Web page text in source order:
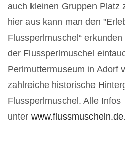
auch kleinen Gruppen Platz
hier aus kann man den
Flussperlmuschel“
der Flussperlmuschel
Perlmuttermuseum in Adorf
zahlreiche historische
Flussperlmuschel. Alle Infos
unter www.flussmuscheln.de.